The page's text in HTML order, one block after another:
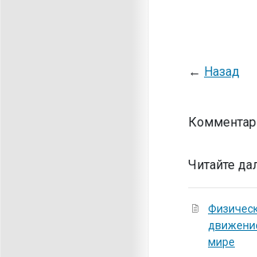
← Назад
Читайте
мире